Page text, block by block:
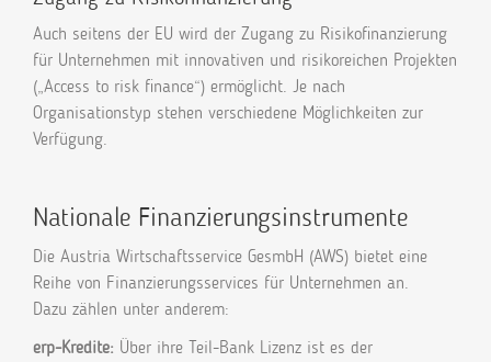
Auch seitens der EU wird der Zugang zu Risikofinanzierung
für Unternehmen mit innovativen und risikoreichen Projekten
(„Access to risk finance“) ermöglicht. Je nach
Organisationstyp stehen verschiedene Möglichkeiten zur
Verfügung.
Nationale Finanzierungsinstrumente
Die Austria Wirtschaftsservice GesmbH (AWS) bietet eine
Reihe von Finanzierungsservices für Unternehmen an.
Dazu zählen unter anderem:
erp-Kredite: Über ihre Teil-Bank Lizenz ist es der